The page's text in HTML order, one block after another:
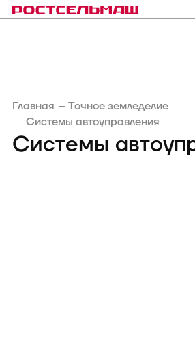
Главная
Точное земледелие
Системы автоуправления
Системы